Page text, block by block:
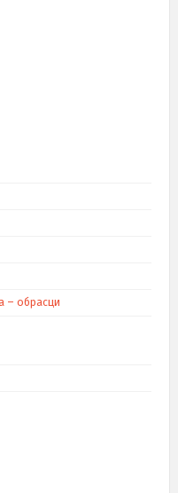
– обрасци